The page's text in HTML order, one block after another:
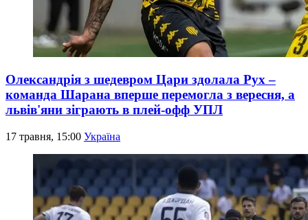
Олександрія з шедевром Цари здолала Рух –
команда Шарана вперше перемогла з вересня, а
львів'яни зіграють в плей-офф УПЛ
17 травня, 15:00 Україна